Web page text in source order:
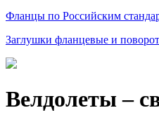
Фланцы по Российским
Заглушки фланцевые и
Велдолеты –